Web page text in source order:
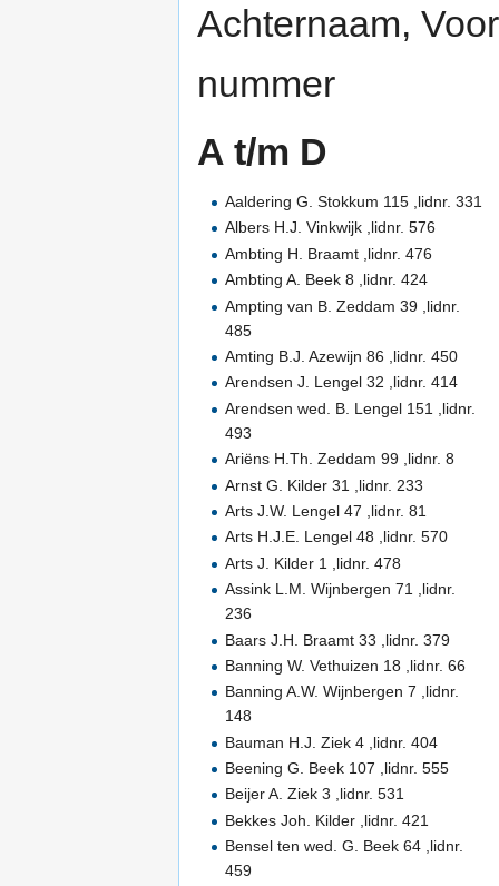
Achternaam,
nummer
A t/m D
Aaldering G. Stokkum 115 ,lidnr. 331
Albers H.J. Vinkwijk ,lidnr. 576
Ambting H. Braamt ,lidnr. 476
Ambting A. Beek 8 ,lidnr. 424
Ampting van B. Zeddam 39 ,lidnr.
485
Amting B.J. Azewijn 86 ,lidnr. 450
Arendsen J. Lengel 32 ,lidnr. 414
Arendsen wed. B. Lengel 151 ,lidnr.
493
Ariëns H.Th. Zeddam 99 ,lidnr. 8
Arnst G. Kilder 31 ,lidnr. 233
Arts J.W. Lengel 47 ,lidnr. 81
Arts H.J.E. Lengel 48 ,lidnr. 570
Arts J. Kilder 1 ,lidnr. 478
Assink L.M. Wijnbergen 71 ,lidnr.
236
Baars J.H. Braamt 33 ,lidnr. 379
Banning W. Vethuizen 18 ,lidnr. 66
Banning A.W. Wijnbergen 7 ,lidnr.
148
Bauman H.J. Ziek 4 ,lidnr. 404
Beening G. Beek 107 ,lidnr. 555
Beijer A. Ziek 3 ,lidnr. 531
Bekkes Joh. Kilder ,lidnr. 421
Bensel ten wed. G. Beek 64 ,lidnr.
459